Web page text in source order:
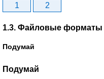
1 2
1.3. Файловые форматы
Подумай
Подумай